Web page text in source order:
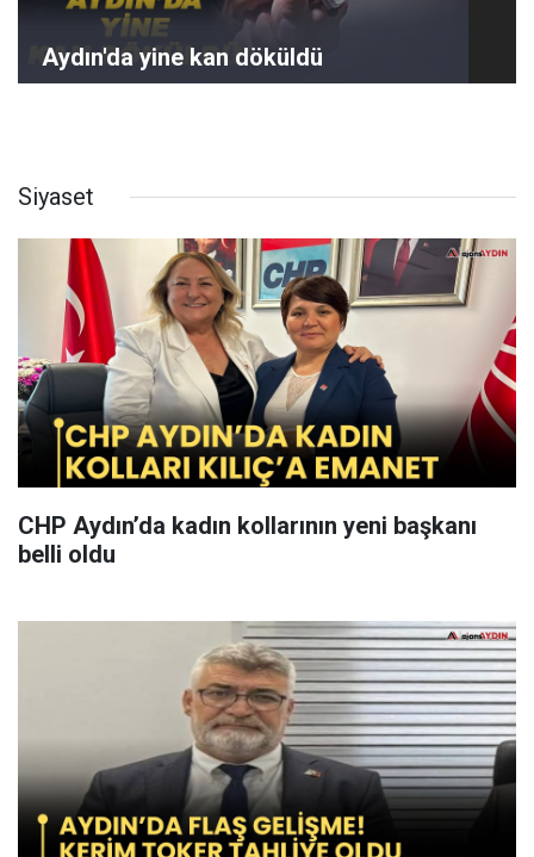
Aydın'da yine kan döküldü
Siyaset
CHP Aydın’da kadın kollarının yeni başkanı
belli oldu